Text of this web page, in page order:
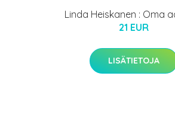
Linda Heiskanen : Oma
21 EUR
LISÄTIETOJA